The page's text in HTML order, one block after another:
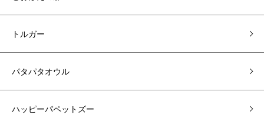
トルガー
パタパタオウル
ハッピーパペットズー